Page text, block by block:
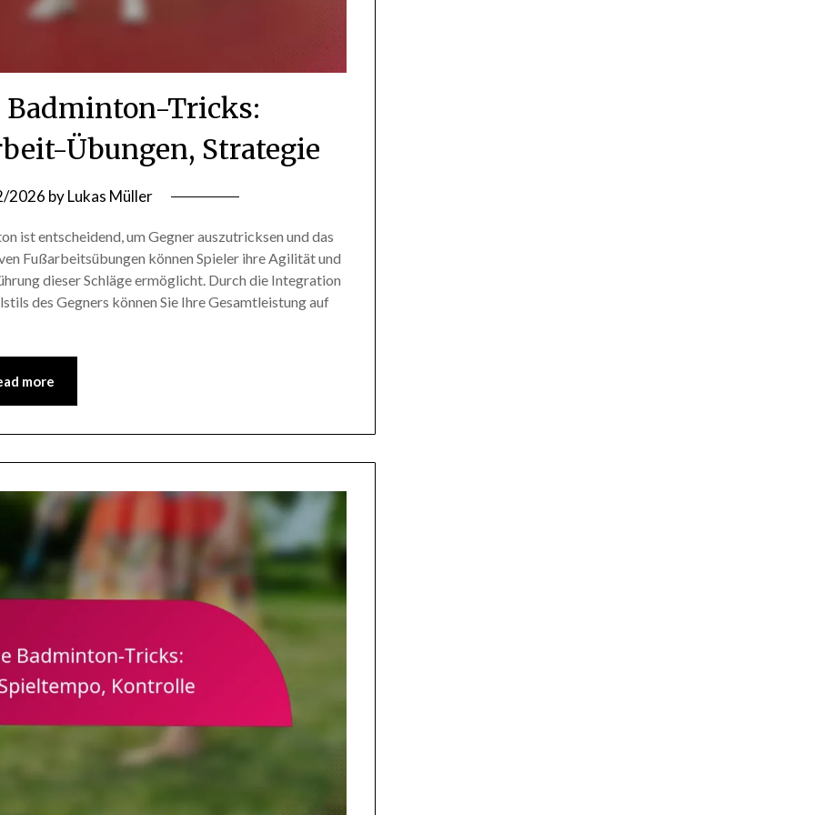
Badminton-Tricks:
Übungen, Strategie
2026 byLukas Müller
ist entscheidend, um Gegner auszutricksen und das
Fußarbeitsübungen können Spieler ihre Agilität und
dieser Schläge ermöglicht. Durch die Integration
des Gegners können Sie Ihre Gesamtleistung auf
more